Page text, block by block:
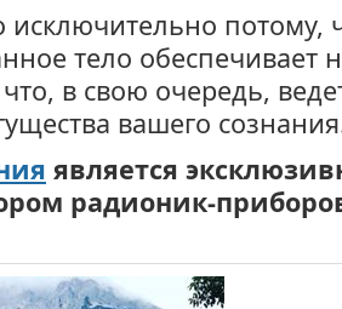
потому,
тело обеспечивает
в свою очередь,
вашего
является
радионик-